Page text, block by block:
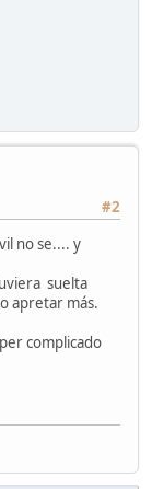
#2
no se.... y
suelta
apretar más.
complicado